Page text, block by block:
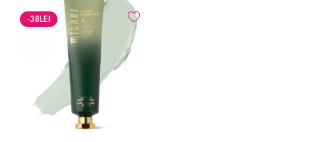
-38LEI